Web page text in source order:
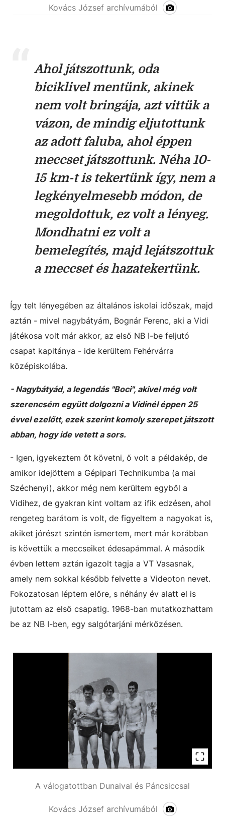
Kovács József archívumából
Ahol játszottunk, oda
biciklivel mentünk, akinek
nem volt bringája, azt vittük a
vázon, de mindig eljutottunk
az adott faluba, ahol éppen
meccset játszottunk. Néha 10-
15 km-t is tekertünk így, nem a
legkényelmesebb módon, de
megoldottuk, ez volt a lényeg.
Mondhatni ez volt a
bemelegítés, majd lejátszottuk
a meccset és hazatekertünk.
Így telt lényegében az általános iskolai időszak, majd
aztán - mivel nagybátyám, Bognár Ferenc, aki a Vidi
játékosa volt már akkor, az első NB I-be feljutó
csapat kapitánya - ide kerültem Fehérvárra
középiskolába.
- Nagybátyád, a legendás "Boci", akivel még volt
szerencsém együtt dolgozni a Vidinél éppen 25
évvel ezelőtt, ezek szerint komoly szerepet játszott
abban, hogy ide vetett a sors.
- Igen, igyekeztem őt követni, ő volt a példakép, de
amikor idejöttem a Gépipari Technikumba (a mai
Széchenyi), akkor még nem kerültem egyből a
Vidihez, de gyakran kint voltam az ifik edzésen, ahol
rengeteg barátom is volt, de figyeltem a nagyokat is,
akiket jórészt szintén ismertem, mert már korábban
is követtük a meccseiket édesapámmal. A második
évben lettem aztán igazolt tagja a VT Vasasnak,
amely nem sokkal később felvette a Videoton nevet.
Fokozatosan léptem előre, s néhány év alatt el is
jutottam az első csapatig. 1968-ban mutatkozhattam
be az NB I-ben, egy salgótarjáni mérkőzésen.
A válogatottban Dunaival és Páncsiccsal
Kovács József archívumából